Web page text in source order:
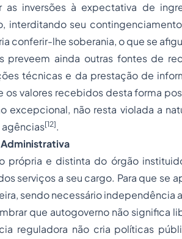
as inversões à expectativa de
interditando seu
conferir-lhe soberania, o que se
preveem ainda outras fontes de
técnicas e da prestação de
os valores recebidos desta forma
excepcional, não resta violada a
[12].
própria e distinta do órgão
serviços a seu cargo. Para que se
sendo necessário independência
que autogoverno não significa
reguladora não cria políticas